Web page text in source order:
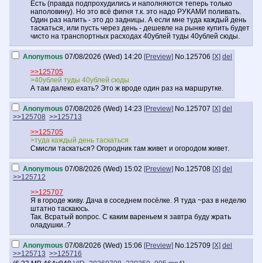
Есть (правда подпрохудились и наполняются теперь только
наполовину). Но это всё фигня т.к. это надо РУКАМИ поливать.
Один раз налить - это до задницы. А если мне туда каждый день
таскаться, или пусть через день - дешевле на рынке купить будет
чисто на транспортных расходах 40ублей туды 40ублей сюды.
Anonymous 07/08/2026 (Wed) 14:20 [Preview] No.125706 [X] del
>>125705
>40ублей туды 40ублей сюды
А там далеко ехать? Это ж вроде один раз на маршрутке.
Anonymous 07/08/2026 (Wed) 14:23 [Preview] No.125707 [X] del
>>125708 >>125713
>>125705
>туда каждый день таскаться
Смисли таскаться? Огородник там живет и огородом живет.
Anonymous 07/08/2026 (Wed) 15:02 [Preview] No.125708 [X] del
>>125712
>>125707
Я в городе живу. Дача в соседнем посёлке. Я туда ~раз в неделю
штатно таскаюсь.
Так. Всратый вопрос. С каким вареньем я завтра буду жрать
оладушки..?
Anonymous 07/08/2026 (Wed) 15:06 [Preview] No.125709 [X] del
>>125713 >>125716